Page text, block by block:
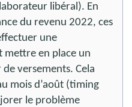
libéral). En
du revenu 2022, ces
une
mettre en place un
versements. Cela
mois d’août (timing
le problème